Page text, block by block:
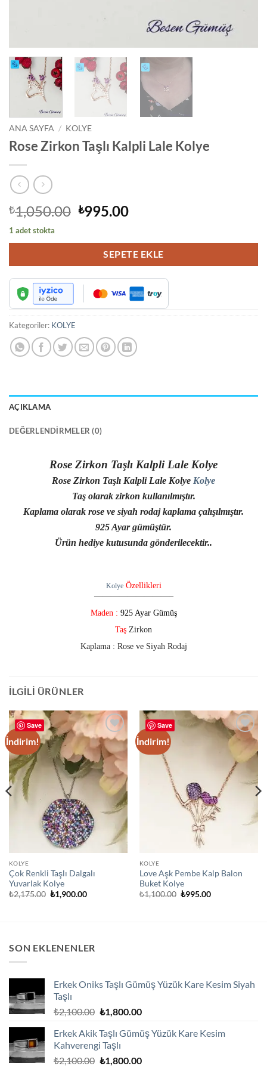
ANA SAYFA / KOLYE
Rose Zirkon Taşlı Kalpli Lale Kolye
₺1,050.00 Orijinal
₺1,050.00.
₺995.00Şu
fiyat:
₺995.00.
1 adet stokta
SEPETE EKLE
Kategoriler: KOLYE
AÇIKLAMA
DEĞERLENDIRMELER (0)
Rose Zirkon Taşlı Kalpli Lale Kolye
Rose Zirkon Taşlı Kalpli Lale Kolye Kolye
Taş olarak zirkon kullanılmıştır.
Kaplama olarak rose ve siyah rodaj kaplama çalışılmıştır.
925 Ayar gümüştür.
Ürün hediye kutusunda gönderilecektir..
KolyeÖzellikleri
—————————–
Maden : 925 Ayar Gümüş
Taş Zirkon
Kaplama : Rose ve Siyah Rodaj
İLGILI ÜRÜNLER
Save
İndirim!
Add to
wishlist
KOLYE
Çok Renkli Taşlı Dalgalı
Yuvarlak Kolye
₺2,175.00 Orijinal
fiyat:
₺1,900.00Şu
Save
İndirim!
Add to
wishlist
KOLYE
Love Aşk Pembe Kalp Balon
Buket Kolye
₺1,100.00 Orijinal
₺995.00Şu
SON EKLENENLER
Erkek Oniks Taşlı Gümüş Yüzük Kare Kesim Siyah
Taşlı
₺2,100.00 Orijinal
₺2,100.00.
₺1,800.00Şu
fiyat:
Erkek Akik Taşlı Gümüş Yüzük Kare Kesim
Kahverengi Taşlı
₺2,100.00 Orijinal
₺1,800.00Şu